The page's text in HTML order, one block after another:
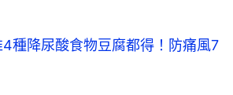
種降尿酸食物豆腐都得！防痛風7